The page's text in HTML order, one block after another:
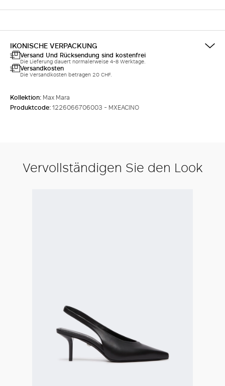
IKONISCHE VERPACKUNG
Versand Und Rücksendung sind kostenfrei
Die Lieferung dauert normalerweise 4-8 Werktage.
Versandkosten
Die Versandkosten betragen 20 CHF.
Kollektion: Max Mara
Produktcode:1226066706003 - MXEACINO
Vervollständigen Sie den Look